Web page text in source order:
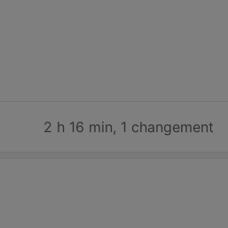
2 h 16 min, 1 changement